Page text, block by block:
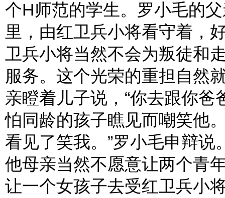
个H师范的学生。罗小毛的
里，由红卫兵小将看守着，
卫兵小将当然不会为叛徒和
服务。这个光荣的重担自然
亲瞪着儿子说，“你去跟你
怕同龄的孩子瞧见而嘲笑他
看见了笑我。”罗小毛申辩
他母亲当然不愿意让两个青
让一个女孩子去受红卫兵小